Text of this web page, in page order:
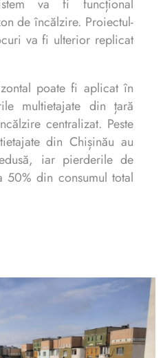
va fi funcțional
de încălzire. Proiectul-
va fi ulterior replicat
poate fi aplicat în
multietajate din țară
centralizat. Peste
din Chișinău au
iar pierderile de
50% din consumul total